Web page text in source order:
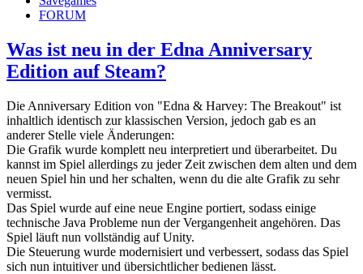
FORUM
Was ist neu in der Edna Anniversary
Edition auf Steam?
Die Anniversary Edition von "Edna & Harvey: The Breakout" ist
inhaltlich identisch zur klassischen Version, jedoch gab es an
anderer Stelle viele Änderungen:
Die Grafik wurde komplett neu interpretiert und überarbeitet. Du
kannst im Spiel allerdings zu jeder Zeit zwischen dem alten und dem
neuen Spiel hin und her schalten, wenn du die alte Grafik zu sehr
vermisst.
Das Spiel wurde auf eine neue Engine portiert, sodass einige
technische Java Probleme nun der Vergangenheit angehören. Das
Spiel läuft nun vollständig auf Unity.
Die Steuerung wurde modernisiert und verbessert, sodass das Spiel
sich nun intuitiver und übersichtlicher bedienen lässt.